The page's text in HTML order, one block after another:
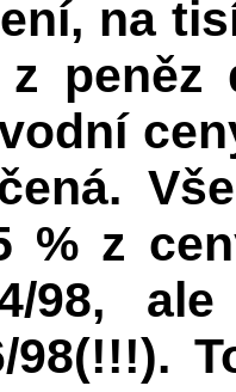
na
peněz
% z
98,